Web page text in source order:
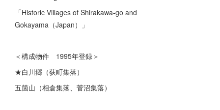
「Historic Villages of Shirakawa-go and
Gokayama（Japan）」
＜構成物件 1995年登録＞
★白川郷（荻町集落）
五箇山（相倉集落、菅沼集落）